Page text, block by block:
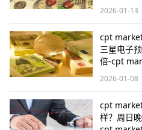
2026-01-13
cpt
三星电子
倍-cpt
2026-01-08
cpt
样？周日